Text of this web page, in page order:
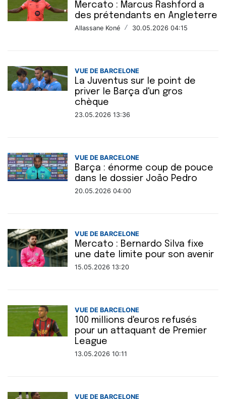
Mercato : Marcus Rashford a
des prétendants en Angleterre
Allassane Koné / 30.05.2026 04:15
VUE DE BARCELONE
La Juventus sur le point de
priver le Barça d'un gros
chèque
23.05.2026 13:36
VUE DE BARCELONE
Barça : énorme coup de pouce
dans le dossier João Pedro
20.05.2026 04:00
VUE DE BARCELONE
Mercato : Bernardo Silva fixe
une date limite pour son avenir
15.05.2026 13:20
VUE DE BARCELONE
100 millions d'euros refusés
pour un attaquant de Premier
League
13.05.2026 10:11
VUE DE BARCELONE